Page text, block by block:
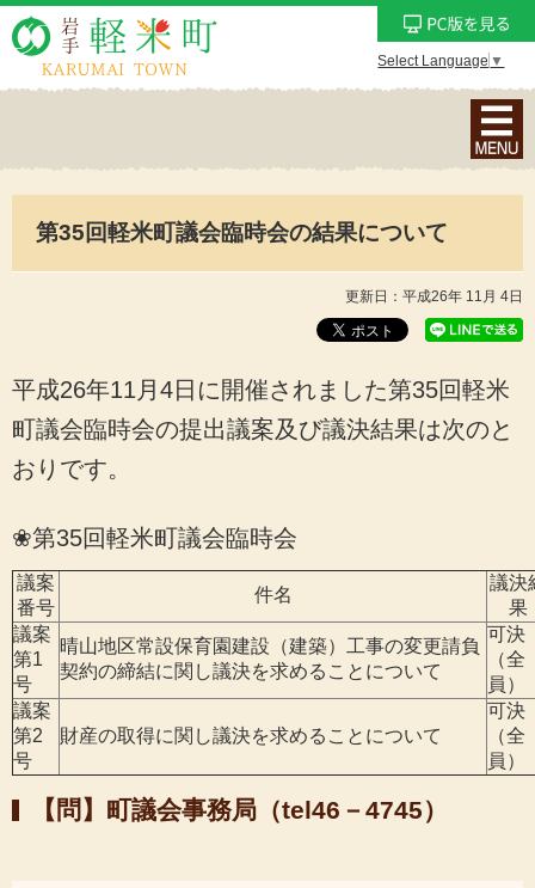
Select Language ▼
ナ
ビ
ン
メ
ュ
を
第35回軽米町議会臨時会の結果について
更新日：平成26年 11月 4日
平成26年11月4日に開催されました第35回軽米
町議会臨時会の提出議案及び議決結果は次のと
おりです。
❀第35回軽米町議会臨時会
議案
番号
件名
議決
果
議案
第1
号
晴山地区常設保育園建設（建築）工事の変更請負
契約の締結に関し議決を求めることについて
可決
（全
員）
議案
第2
号
財産の取得に関し議決を求めることについて
可決
（全
員）
【問】町議会事務局（tel46－4745）